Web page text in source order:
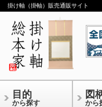
掛け軸（掛軸）販売通販サイト
目的
から探す
図
から